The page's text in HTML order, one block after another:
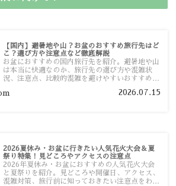
【国内】避暑地や山？お盆のおすすめ旅行先はど
こ？選び方や注意点など徹底解説
お盆におすすめの国内旅行先を紹介。避暑地や山
は本当に快適なのか、旅行先の選び方や混雑状
況、注意点、比較的混雑を避けやすいおすすめス
す。
2026.07.15
2026夏休み・お盆に行きたい人気花火大会＆夏
祭り特集！見どころやアクセスの注意点
2026年夏休み・お盆におすすめの人気花火大会
と夏祭りを紹介。見どころや開催日、アクセス、
混雑対策、旅行前に知っておきたい注意点をわか